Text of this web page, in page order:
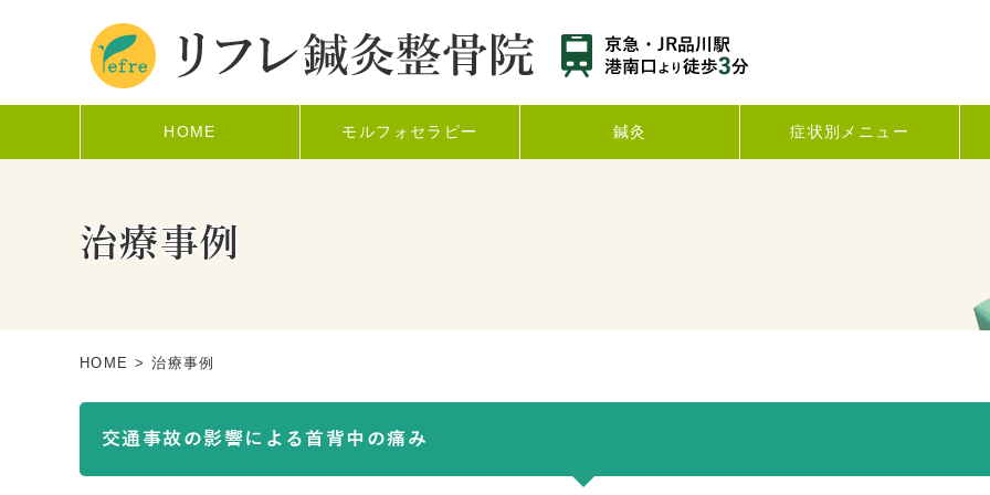
HOME モルフォセラピー 鍼灸 症状別メニュー
治療事例
HOME > 治療事例
交通事故の影響による首背中の痛み